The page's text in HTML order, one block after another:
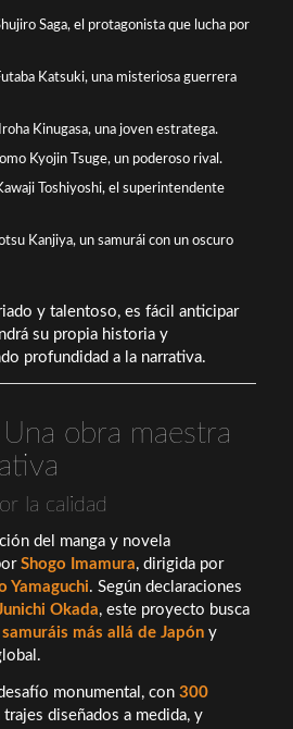
Saga, el protagonista que lucha por
Katsuki, una misteriosa guerrera
Kinugasa, una joven estratega.
Kyojin Tsuge, un poderoso rival.
Toshiyoshi, el superintendente
Kanjiya, un samurái con un oscuro
y talentoso, es fácil anticipar
su propia historia y
profundidad a la narrativa.
obra maestra
la calidad
del manga y novela
Shogo Imamura, dirigida por
Yamaguchi. Según declaraciones
Okada, este proyecto busca
más allá de Japóny
monumental, con 300
trajes diseñados a medida, y